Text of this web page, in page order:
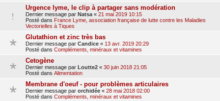
Urgence lyme, le clip à partager sans modération
Dernier message par Natsa « 21 mai 2019 10:15
Posté dans France Lyme, association française de lutte contre les Maladies
Vectorielles à Tiques
Glutathion et zinc très bas
Dernier message par Candice « 13 avr. 2019 20:29
Posté dans Compléments, minéraux et vitamines
Cetogène
Dernier message par Loutte2 « 30 juin 2018 21:05
Posté dans Alimentation
Membrane d'oeuf - pour problèmes articulaires
Dernier message par orchidée « 28 mai 2018 02:00
Posté dans Compléments, minéraux et vitamines